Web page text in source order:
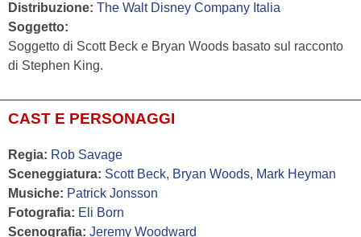
Distribuzione: The Walt Disney Company Italia
Soggetto:
Soggetto di Scott Beck e Bryan Woods basato sul racconto
di Stephen King.
CAST E PERSONAGGI
Regia: Rob Savage
Sceneggiatura: Scott Beck, Bryan Woods, Mark Heyman
Musiche: Patrick Jonsson
Fotografia: Eli Born
Scenografia: Jeremy Woodward